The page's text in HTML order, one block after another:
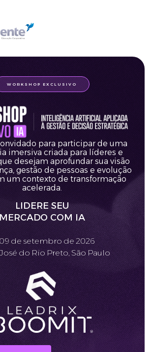
WORKSHOP EXCLUSIVO
para participar de uma
imersiva criada para líderes e
desejam aprofundar sua visão
gestão de pessoas e evolução
um contexto de transformação
acelerada.
LIDERE SEU
MERCADO COM IA
09 de setembro de 2026
do Rio Preto, São Paulo